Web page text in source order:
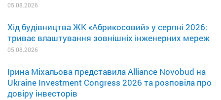
05.08.2026
Хід будівництва ЖК «Абрикосовий» у серпні 2026:
триває влаштування зовнішніх інженерних мереж
05.08.2026
Ірина Міхальова представила Alliance Novobud на
Ukraine Investment Congress 2026 та розповіла про
довіру інвесторів